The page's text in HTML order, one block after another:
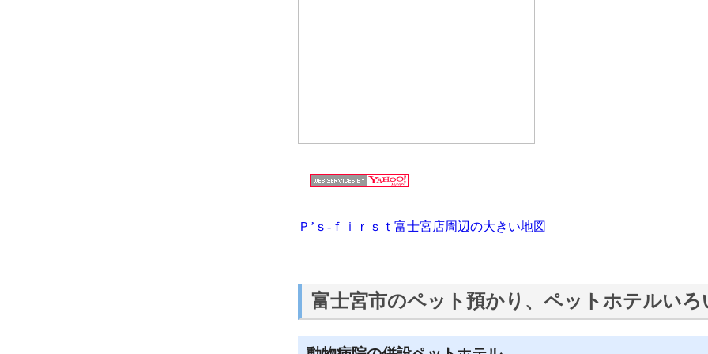
Ｐ’ｓ‐ｆｉｒｓｔ富士宮店周辺の大きい地図
富士宮市のペット預かり、ペットホテルいろ